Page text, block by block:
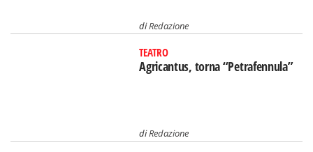
diRedazione
TEATRO
Agricantus, torna “Petrafennula”
diRedazione